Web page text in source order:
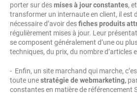
porter sur desmises à jour constantes,
transformer un internaute en client, il est
nécessaire d’avoir desfiches produits
régulièrement mises à jour. Leur
se composent généralement d’une ou
techniques, du prix, du nombre d’articles
- Enfin, un site marchand qui marche,
toute unestratégie de webmarketing,
constantes en matière de référencement